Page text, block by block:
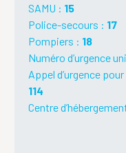
SAMU : 15
Police-secours : 17
Pompiers : 18
Numéro d’urgence
Appel d’urgence
114
Centre